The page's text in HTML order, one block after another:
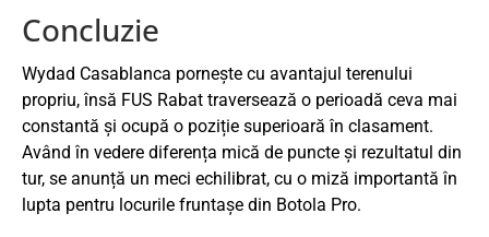
Concluzie
Wydad Casablanca pornește cu avantajul terenului
propriu, însă FUS Rabat traversează o perioadă ceva mai
constantă și ocupă o poziție superioară în clasament.
Având în vedere diferența mică de puncte și rezultatul din
tur, se anunță un meci echilibrat, cu o miză importantă în
lupta pentru locurile fruntașe din Botola Pro.